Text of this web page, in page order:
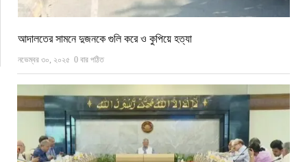
আদালতের সামনে দুজনকে গুলি করে ও কুপিয়ে হত্যা
নভেম্বর ৩০, ২০২৫ 0 বার পঠিত